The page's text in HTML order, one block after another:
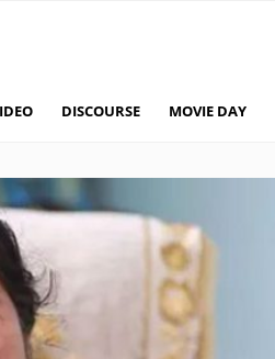
DISCOURSE MOVIE DAY